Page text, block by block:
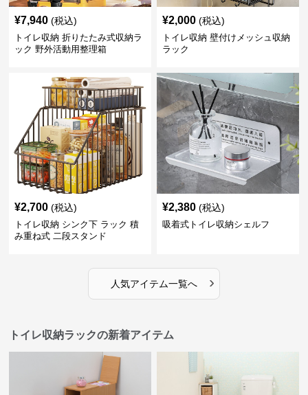
¥7,940 (税込)
トイレ収納 折りたたみ式収納ラ
ック 野外活動用整理箱
¥2,000 (税込)
トイレ収納 壁付けメッシュ収納
ラック
¥2,700 (税込)
トイレ収納 シンク下 ラック 積
み重ね式 二段スタンド
¥2,380 (税込)
吸着式トイレ収納シェルフ
人気アイテム一覧へ ›
トイレ収納ラックの新着アイテム